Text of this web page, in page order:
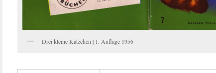
Drei kleine Kätzchen | 1. Auflage 1956